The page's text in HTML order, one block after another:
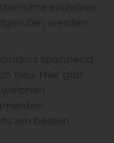
einzelner
werden
spannend
neu. Hier gibt
am besten